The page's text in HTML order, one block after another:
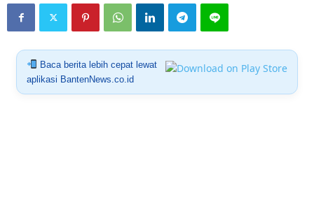
Baca berita lebih cepat lewat
aplikasi BantenNews.co.id